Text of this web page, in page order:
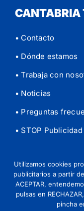
CANTABRIA
• Contacto
• Dónde estamos
• Trabaja con
• Noticias
• Preguntas
• STOP Publicidad
© 2026
Utilizamos cookies
publicitarios a partir
ACEPTAR,
pulsas en
pincha